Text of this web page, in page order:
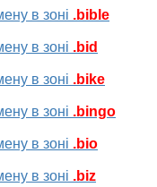
в зоні .bible
в зоні .bid
в зоні .bike
в зоні .bingo
в зоні .bio
в зоні .biz